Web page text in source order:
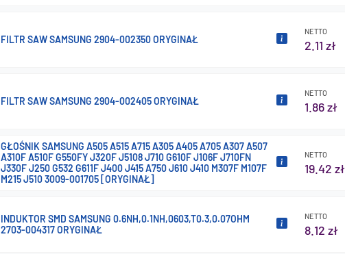
FILTR SAW SAMSUNG 2904-002350 ORYGINAŁ
NETTO
2.11 zł
FILTR SAW SAMSUNG 2904-002405 ORYGINAŁ
NETTO
1.86 zł
GŁOŚNIK SAMSUNG A505 A515 A715 A305 A405 A705 A307 A507
A310F A510F G550FY J320F J5108 J710 G610F J106F J710FN
J330F J250 G532 G611F J400 J415 A750 J610 J410 M307F M107F
M215 J510 3009-001705 [ORYGINAŁ]
NETTO
19.42 zł
INDUKTOR SMD SAMSUNG 0.6NH,0.1NH,0603,T0.3,0.07OHM
2703-004317 ORYGINAŁ
NETTO
8.12 zł